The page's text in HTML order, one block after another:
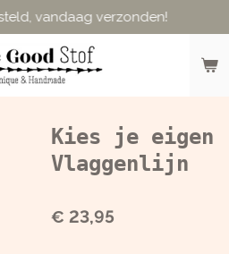
vandaag verzonden!
Kies je eigen
Vlaggenlijn
€ 23,95